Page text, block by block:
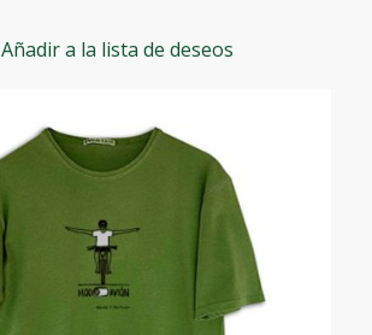
Añadir a la lista de deseos